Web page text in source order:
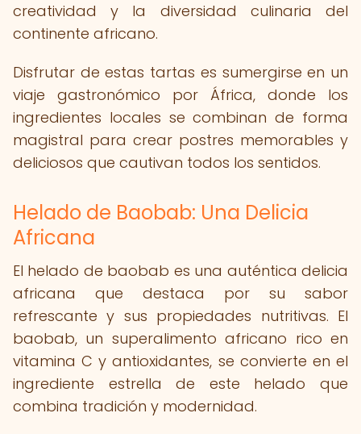
creatividad y la diversidad culinaria del
continente africano.
Disfrutar de estas tartas es sumergirse en un
viaje gastronómico por África, donde los
ingredientes locales se combinan de forma
magistral para crear postres memorables y
deliciosos que cautivan todos los sentidos.
Helado de Baobab: Una Delicia
Africana
El helado de baobab es una auténtica delicia
africana que destaca por su sabor
refrescante y sus propiedades nutritivas. El
baobab, un superalimento africano rico en
vitamina C y antioxidantes, se convierte en el
ingrediente estrella de este helado que
combina tradición y modernidad.